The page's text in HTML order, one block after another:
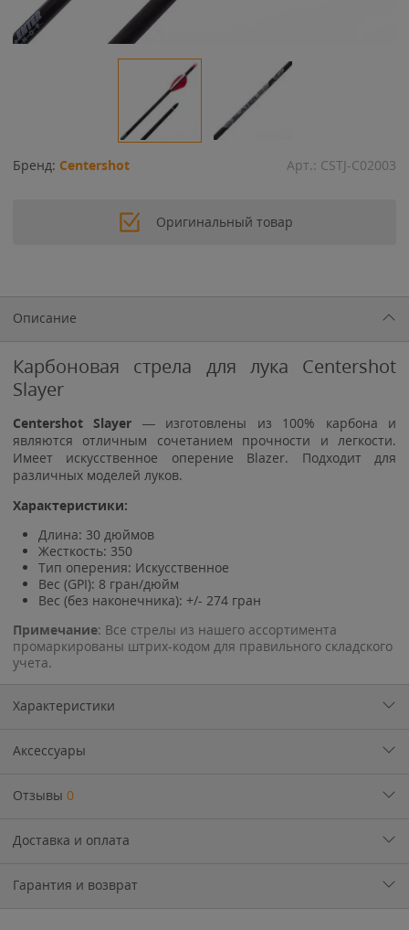
Бренд: Centershot Арт.: CSTJ-C02003
Оригинальный товар
Описание
Карбоновая стрела для лука Centershot
Slayer
Centershot Slayer — изготовлены из 100% карбона и
являются отличным сочетанием прочности и легкости.
Имеет искусственное оперение Blazer. Подходит для
различных моделей луков.
Характеристики:
Длина: 30 дюймов
Жесткость: 350
Тип оперения: Искусственное
Вес (GPI): 8 гран/дюйм
Вес (без наконечника): +/- 274 гран
Примечание: Все стрелы из нашего ассортимента
промаркированы штрих-кодом для правильного складского
учета.
Характеристики
Аксессуары
Отзывы 0
Доставка и оплата
Гарантия и возврат